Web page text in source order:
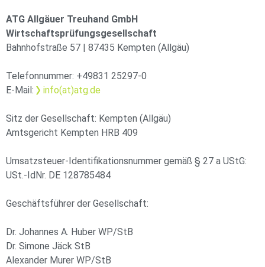
ATG Allgäuer Treuhand GmbH
Wirtschaftsprüfungsgesellschaft
Bahnhofstraße 57 | 87435 Kempten (Allgäu)
Telefonnummer: +49831 25297-0
E-Mail:
info(at)atg.de
Sitz der Gesellschaft: Kempten (Allgäu)
Amtsgericht Kempten HRB 409
Umsatzsteuer-Identifikationsnummer gemäß § 27 a UStG:
USt.-IdNr. DE 128785484
Geschäftsführer der Gesellschaft:
Dr. Johannes A. Huber WP/StB
Dr. Simone Jäck StB
Alexander Murer WP/StB